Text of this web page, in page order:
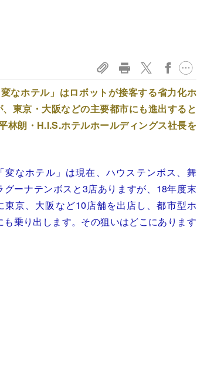
なホテル」はロボットが接客する省力化ホ
東京・大阪などの主要都市にも進出すると
林朗・H.I.S.ホテルホールディングス社長を
なホテル」は現在、ハウステンボス、舞
グーナテンボスと3店ありますが、18年度末
東京、大阪など10店舗を出店し、都市型ホ
も乗り出します。その狙いはどこにあります